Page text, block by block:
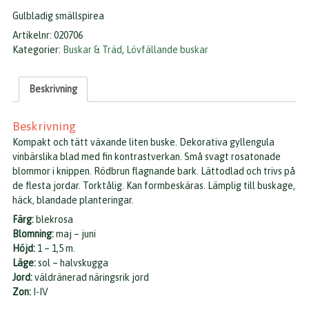
Gulbladig smällspirea
Artikelnr: 020706
Kategorier: Buskar & Träd, Lövfällande buskar
Beskrivning
Beskrivning
Kompakt och tätt växande liten buske. Dekorativa gyllengula
vinbärslika blad med fin kontrastverkan. Små svagt rosatonade
blommor i knippen. Rödbrun flagnande bark. Lättodlad och trivs på
de flesta jordar. Torktålig. Kan formbeskäras. Lämplig till buskage,
häck, blandade planteringar.
Färg: blekrosa
Blomning:maj – juni
Höjd: 1 – 1,5 m.
Läge:sol – halvskugga
Jord:väldränerad näringsrik jord
Zon: I-IV